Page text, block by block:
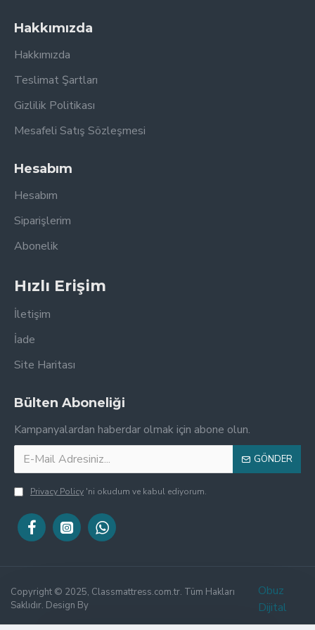
Hakkımızda
Hakkımızda
Teslimat Şartları
Gizlilik Politikası
Mesafeli Satış Sözleşmesi
Hesabım
Hesabım
Siparişlerim
Abonelik
Hızlı Erişim
İletişim
İade
Site Haritası
Bülten Aboneliği
Kampanyalardan haberdar olmak için abone olun.
GÖNDER
Privacy Policy 'ni okudum ve kabul ediyorum.
Copyright © 2025, Classmattress.com.tr. Tüm Hakları
Saklıdır. Design By
Obuz
Dijital